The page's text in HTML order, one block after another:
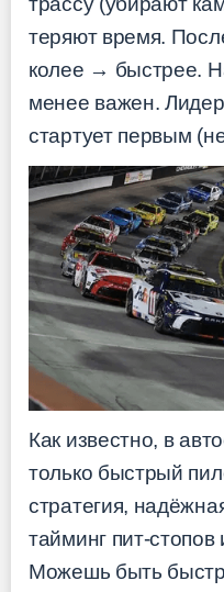
теряют время.
колее → быстрее.
менее важен.
стартует первым
Как известно, в
только быстрый
стратегия,
тайминг пит-
Можешь быть